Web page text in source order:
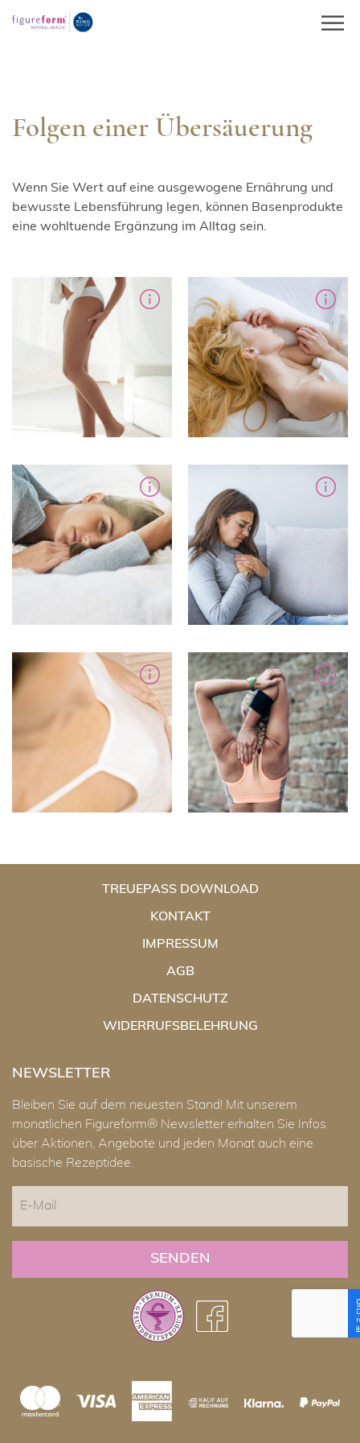
zum
Folgen einer Übersäuerung
Wenn Sie Wert auf eine ausgewogene Ernährung und
bewusste Lebensführung legen, können Basenprodukte
eine wohltuende Ergänzung im Alltag sein.
TREUEPASS DOWNLOAD
KONTAKT
IMPRESSUM
AGB
DATENSCHUTZ
WIDERRUFSBELEHRUNG
NEWSLETTER
Bleiben Sie auf dem neuesten Stand! Mit unserem
monatlichen Figureform® Newsletter erhalten Sie Infos
über Aktionen, Angebote und jeden Monat auch eine
basische Rezeptidee.
Mail
CAPTCHA